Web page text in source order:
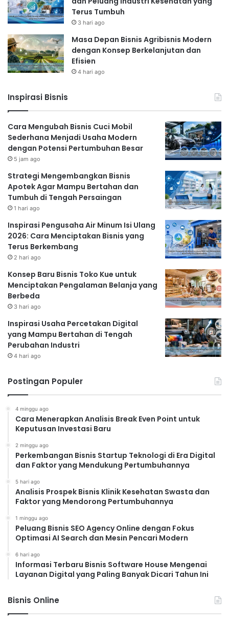
Terus Tumbuh
3 hari ago
Masa Depan Bisnis Agribisnis Modern
dengan Konsep Berkelanjutan dan
Efisien
4 hari ago
Inspirasi Bisnis
Cara Mengubah Bisnis Cuci Mobil
Sederhana Menjadi Usaha Modern
dengan Potensi Pertumbuhan Besar
5 jam ago
Strategi Mengembangkan Bisnis
Apotek Agar Mampu Bertahan dan
Tumbuh di Tengah Persaingan
1 hari ago
Inspirasi Pengusaha Air Minum Isi Ulang
2026: Cara Menciptakan Bisnis yang
Terus Berkembang
2 hari ago
Konsep Baru Bisnis Toko Kue untuk
Menciptakan Pengalaman Belanja yang
Berbeda
3 hari ago
Inspirasi Usaha Percetakan Digital
yang Mampu Bertahan di Tengah
Perubahan Industri
4 hari ago
Postingan Populer
4 minggu ago
Cara Menerapkan Analisis Break Even Point untuk
Keputusan Investasi Baru
2 minggu ago
Perkembangan Bisnis Startup Teknologi di Era Digital
dan Faktor yang Mendukung Pertumbuhannya
5 hari ago
Analisis Prospek Bisnis Klinik Kesehatan Swasta dan
Faktor yang Mendorong Pertumbuhannya
1 minggu ago
Peluang Bisnis SEO Agency Online dengan Fokus
Optimasi AI Search dan Mesin Pencari Modern
6 hari ago
Informasi Terbaru Bisnis Software House Mengenai
Layanan Digital yang Paling Banyak Dicari Tahun Ini
Bisnis Online